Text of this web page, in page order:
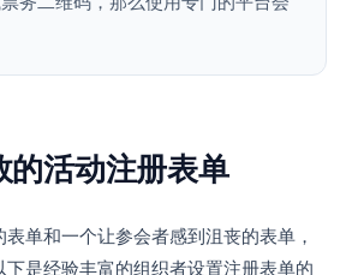
的活动注册表单
单和一个让参会者感到沮丧的表单，
下是经验丰富的组织者设置注册表单的